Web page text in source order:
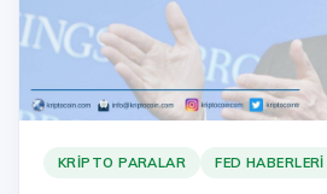
KRIPTO PARALAR FED HABERLERI